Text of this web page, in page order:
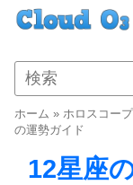
ホーム » ホロスコープ
の運勢ガイド
12星座